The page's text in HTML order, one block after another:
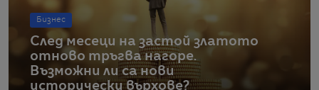
Бизнес
След месеци на застой златото
отново тръгва нагоре.
Възможни ли са нови
исторически върхове?